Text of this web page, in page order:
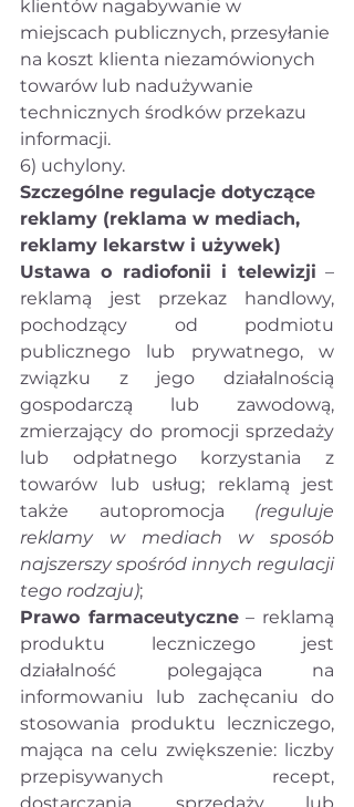
klientów nagabywanie w
miejscach publicznych, przesyłanie
na koszt klienta niezamówionych
towarów lub nadużywanie
technicznych środków przekazu
informacji.
6) uchylony.
Szczególne regulacje dotyczące
reklamy (reklama w mediach,
reklamy lekarstw i używek)
Ustawa o radiofonii i telewizji –
reklamą jest przekaz handlowy,
pochodzący od podmiotu
publicznego lub prywatnego, w
związku z jego działalnością
gospodarczą lub zawodową,
zmierzający do promocji sprzedaży
lub odpłatnego korzystania z
towarów lub usług; reklamą jest
także autopromocja (reguluje
reklamy w mediach w sposób
najszerszy spośród innych regulacji
tego rodzaju);
Prawo farmaceutyczne – reklamą
produktu leczniczego jest
działalność polegająca na
informowaniu lub zachęcaniu do
stosowania produktu leczniczego,
mająca na celu zwiększenie: liczby
przepisywanych recept,